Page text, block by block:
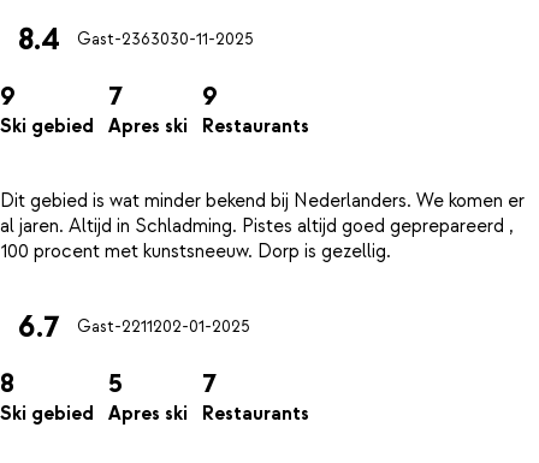
8.4 Gast-2363030-11-2025
9
Ski gebied
7
Apres ski
9
Restaurants
Dit gebied is wat minder bekend bij Nederlanders. We komen er
al jaren. Altijd in Schladming. Pistes altijd goed geprepareerd ,
6.7 Gast-2211202-01-2025
8
Ski gebied
5
Apres ski
7
Restaurants